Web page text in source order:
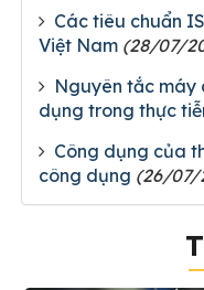
Các tiêu chuẩn
Việt Nam (28/07/
Nguyên tắc máy
dụng trong thực
Công dụng của
công dụng (26/07/